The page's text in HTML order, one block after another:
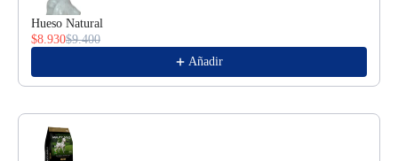
Hueso Natural
$8.930$9.400
Añadir